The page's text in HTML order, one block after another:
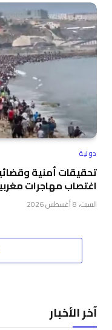
دولية
تحقيقات أمنية
اغتصاب مهاجرات
السبت، 8 أغسطس 2026
آخر الأخبار